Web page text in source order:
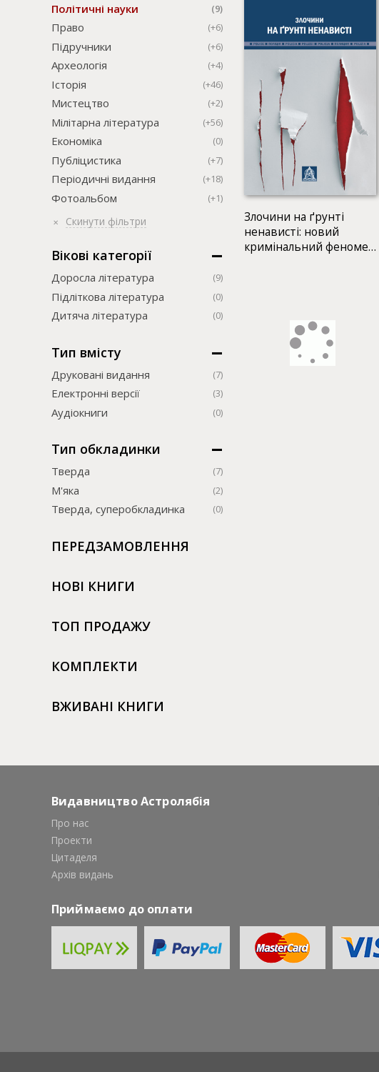
Політичні науки (9)
Право (+6)
Підручники (+6)
Археологія (+4)
Історія (+46)
Мистецтво (+2)
Мілітарна література (+56)
Економіка (0)
Публіцистика (+7)
Періодичні видання (+18)
Фотоальбом (+1)
Скинути фільтри
Вікові категорії
Доросла література (9)
Підліткова література (0)
Дитяча література (0)
Тип вмісту
Друковані видання (7)
Електронні версії (3)
Аудіокниги (0)
Тип обкладинки
Тверда (7)
М'яка (2)
Тверда, суперобкладинка (0)
ПЕРЕДЗАМОВЛЕННЯ
НОВІ КНИГИ
ТОП ПРОДАЖУ
КОМПЛЕКТИ
ВЖИВАНІ КНИГИ
Злочини на ґрунті
ненависті: новий
кримінальний феномен
Видавництво Астролябія
Про нас
Проекти
Цитаделя
Архів видань
Приймаємо до оплати